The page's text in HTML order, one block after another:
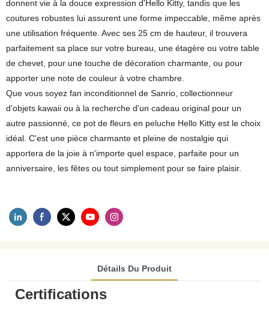
donnent vie à la douce expression d'Hello Kitty, tandis que les
coutures robustes lui assurent une forme impeccable, même après
une utilisation fréquente. Avec ses 25 cm de hauteur, il trouvera
parfaitement sa place sur votre bureau, une étagère ou votre table
de chevet, pour une touche de décoration charmante, ou pour
apporter une note de couleur à votre chambre.
Que vous soyez fan inconditionnel de Sanrio, collectionneur
d'objets kawaii ou à la recherche d'un cadeau original pour un
autre passionné, ce pot de fleurs en peluche Hello Kitty est le choix
idéal. C'est une pièce charmante et pleine de nostalgie qui
apportera de la joie à n'importe quel espace, parfaite pour un
anniversaire, les fêtes ou tout simplement pour se faire plaisir.
Détails Du Produit
Certifications